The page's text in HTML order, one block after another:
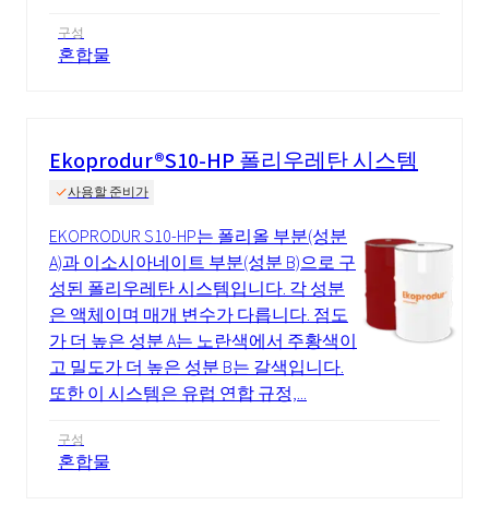
구성
혼합물
Ekoprodur®S10-HP 폴리우레탄 시스템
사용할 준비가
EKOPRODUR S10-HP는 폴리올 부분(성분
A)과 이소시아네이트 부분(성분 B)으로 구
성된 폴리우레탄 시스템입니다. 각 성분
은 액체이며 매개 변수가 다릅니다. 점도
가 더 높은 성분 A는 노란색에서 주황색이
고 밀도가 더 높은 성분 B는 갈색입니다.
또한 이 시스템은 유럽 연합 규정,...
구성
혼합물